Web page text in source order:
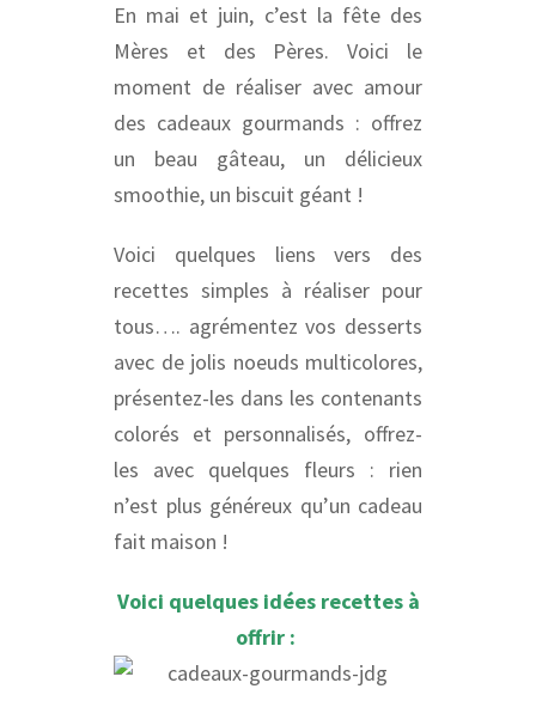
En mai et juin, c’est la fête des
Mères et des Pères. Voici le
moment de réaliser avec amour
des cadeaux gourmands : offrez
un beau gâteau, un délicieux
smoothie, un biscuit géant !
Voici quelques liens vers des
recettes simples à réaliser pour
tous…. agrémentez vos desserts
avec de jolis noeuds multicolores,
présentez-les dans les contenants
colorés et personnalisés, offrez-
les avec quelques fleurs : rien
n’est plus généreux qu’un cadeau
fait maison !
Voici quelques idées recettes à
offrir :